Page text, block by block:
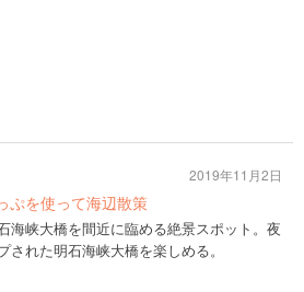
ぷを使って海辺散策
海峡大橋を間近に臨める絶景スポット。夜
された明石海峡大橋を楽しめる。
2019年11月2日